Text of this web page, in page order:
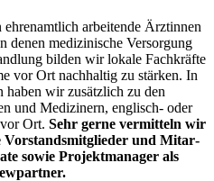
arbeitende Ärztinnen
denen medizinische Versorgung
bilden wir lokale Fach­kräfte
vor Ort nach­haltig zu stärken. In
haben wir zusätz­lich zu den
und Medizinern, englisch- oder
Ort. Sehr gerne vermitteln wir
Vorstands­mitglieder und Mitar­
sowie Projekt­manager als